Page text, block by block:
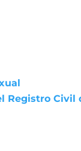
Registro Civil